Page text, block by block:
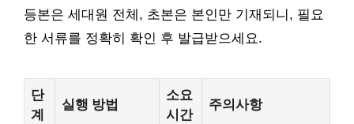
등본은 세대원 전체, 초본은 본인만 기재되니, 필요
한 서류를 정확히 확인 후 발급받으세요.
단
계
실행 방법
소요
시간
주의사항